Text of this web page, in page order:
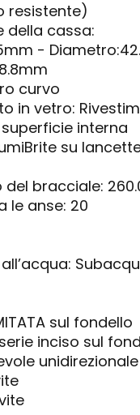
resistente)
della cassa:
-
curvo
in vetro:
interna
su
bracciale:
le anse: 20
sul fondello
inciso sul
unidirezionale